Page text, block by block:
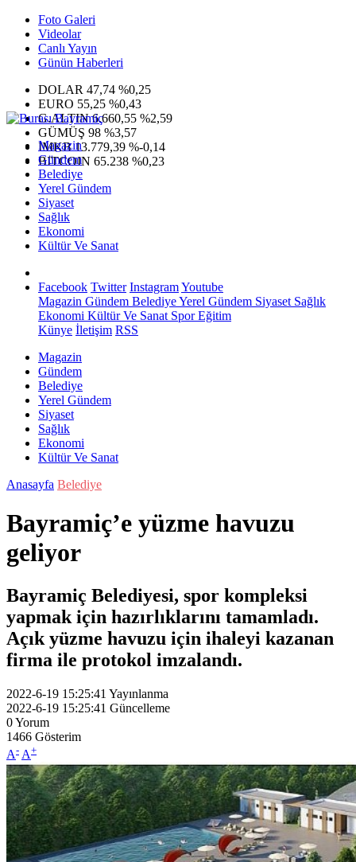
Foto Galeri
Videolar
Canlı Yayın
Günün Haberleri
DOLAR 47,74 %0,25
EURO 55,25 %0,43
G.ALTIN6.660,55 %2,59
GÜMÜŞ 98 %3,57
IMKB13.779,39 %-0,14
BITCOIN 65.238 %0,23
Magazin
Gündem
Belediye
Yerel Gündem
Siyaset
Sağlık
Ekonomi
Kültür Ve Sanat
Facebook Twitter InstagramYoutube
Magazin Gündem BelediyeYerel Gündem Siyaset Sağlık
Ekonomi Kültür Ve Sanat SporEğitim
Künye İletişim RSS
Magazin
Gündem
Belediye
Yerel Gündem
Siyaset
Sağlık
Ekonomi
Kültür Ve Sanat
Anasayfa Belediye
Bayramiç’e yüzme havuzu
geliyor
Bayramiç Belediyesi, spor kompleksi
yapmak için hazırlıklarını tamamladı.
Açık yüzme havuzu için ihaleyi kazanan
firma ile protokol imzalandı.
2022-6-19 15:25:41 Yayınlanma
2022-6-19 15:25:41 Güncelleme
0Yorum
1466 Gösterim
A- A+